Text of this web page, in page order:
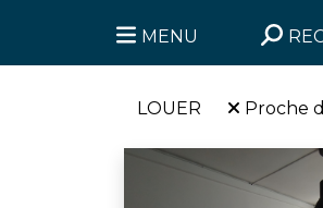
MENU
LOUER Proche